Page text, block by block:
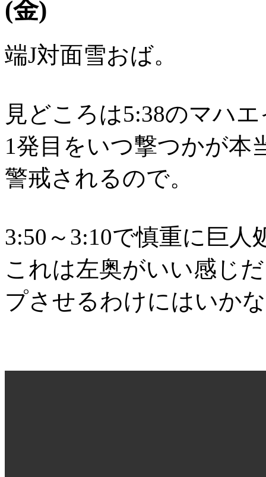
(金)
端J対面雪おば。
見どころは5:38のマハ
1発目をいつ撃つかが本
警戒されるので。
3:50～3:10で慎重に巨人
これは左奥がいい感じ
プさせるわけにはいか